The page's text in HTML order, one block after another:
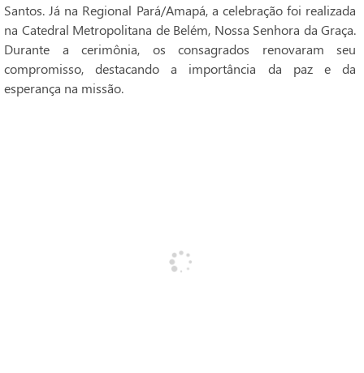
Santos. Já na Regional Pará/Amapá, a celebração foi realizada
na Catedral Metropolitana de Belém, Nossa Senhora da Graça.
Durante a cerimônia, os consagrados renovaram seu
compromisso, destacando a importância da paz e da
esperança na missão.